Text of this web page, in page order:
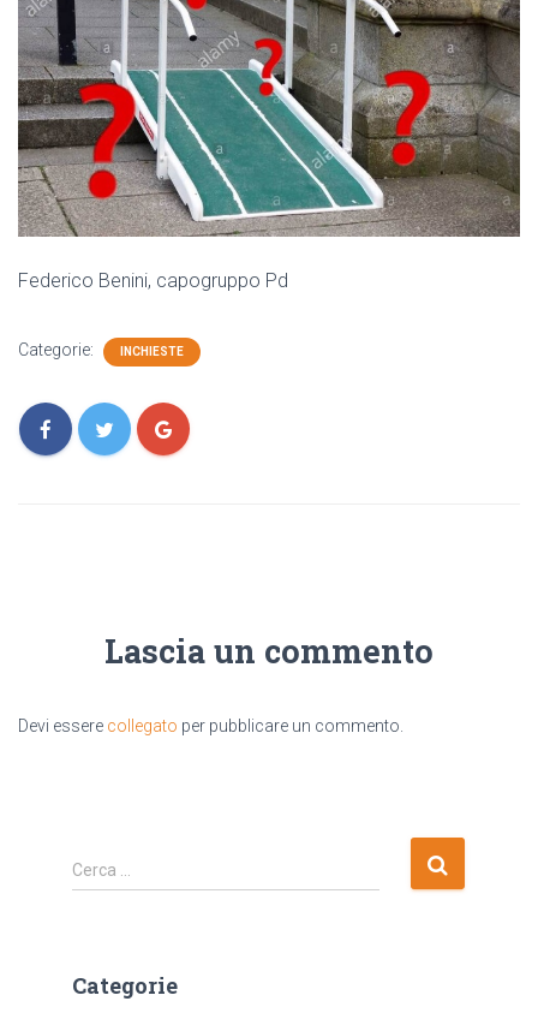
Federico Benini, capogruppo Pd
Categorie: INCHIESTE
Lascia un commento
Devi essere collegato per pubblicare un commento.
R
i
c
Cerca …
Categorie